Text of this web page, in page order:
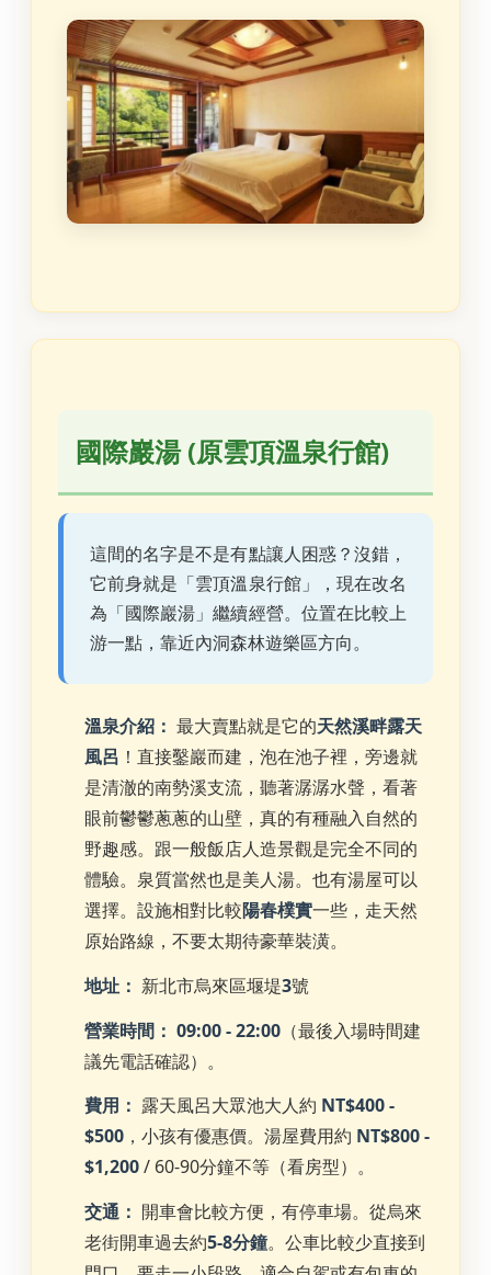
國際巖湯 (原雲頂溫泉行館)
這間的名字是不是有點讓人困惑？沒錯，
它前身就是「雲頂溫泉行館」，現在改名
為「國際巖湯」繼續經營。位置在比較上
游一點，靠近內洞森林遊樂區方向。
溫泉介紹： 最大賣點就是它的天然溪畔露天
風呂 ！直接鑿巖而建，泡在池子裡，旁邊就
是清澈的南勢溪支流，聽著潺潺水聲，看著
眼前鬱鬱蔥蔥的山壁，真的有種融入自然的
野趣感。跟一般飯店人造景觀是完全不同的
體驗。泉質當然也是美人湯。也有湯屋可以
選擇。設施相對比較陽春樸實一些，走天然
原始路線，不要太期待豪華裝潢。
地址： 新北市烏來區堰堤3號
營業時間： 09:00 - 22:00 （最後入場時間建
議先電話確認）。
費用： 露天風呂大眾池大人約 NT$400 -
$500 ，小孩有優惠價。湯屋費用約 NT$800 -
$1,200/ 60-90分鐘不等（看房型）。
交通： 開車會比較方便，有停車場。從烏來
老街開車過去約5-8分鐘。公車比較少直接到